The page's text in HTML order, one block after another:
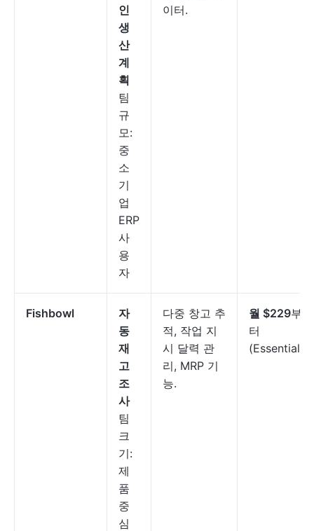
인
생
산
계
획
팀
규
모:
중
소
기
업
ERP
사
용
자
이터.
Fishbowl
자
동
재
고
조
사
팀
크
기:
제
품
중
심
다중 창고 추
적, 작업 지
시 달력 관
리, MRP 기
능.
월 $229부
터
(Essentials)